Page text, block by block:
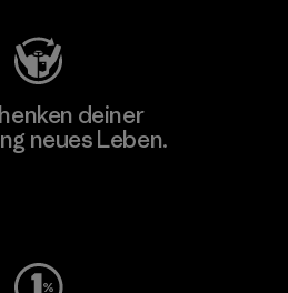
deiner
neues Leben.